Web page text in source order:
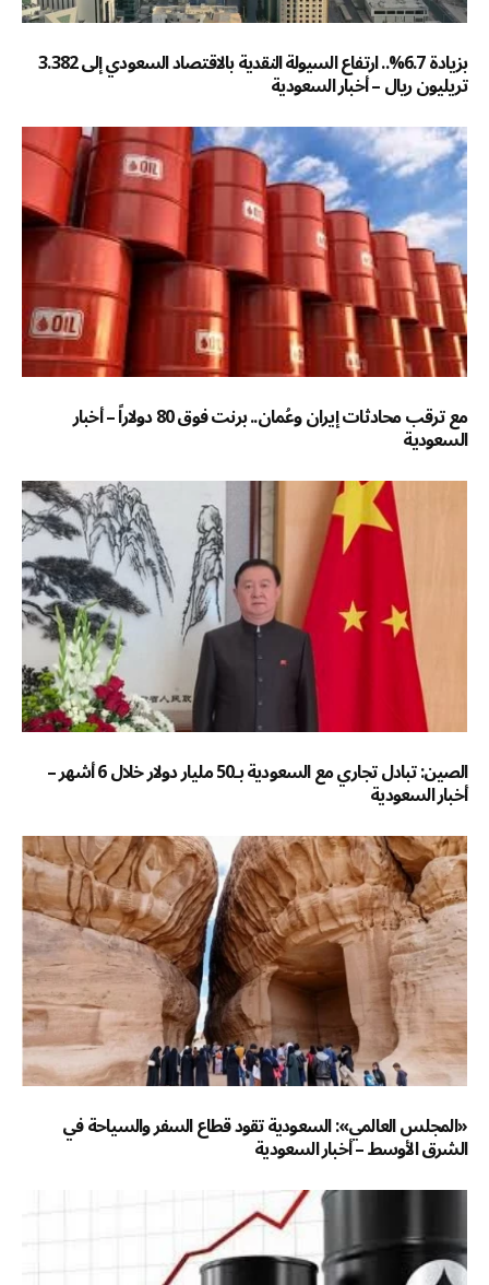
بزيادة 6.7%.. ارتفاع السيولة النقدية بالاقتصاد السعودي إلى 3.382
تريليون ريال – أخبار السعودية
مع ترقب محادثات إيران وعُمان.. برنت فوق 80 دولاراً – أخبار
السعودية
الصين: تبادل تجاري مع السعودية بـ50 مليار دولار خلال 6 أشهر –
أخبار السعودية
«المجلس العالمي»: السعودية تقود قطاع السفر والسياحة في
الشرق الأوسط – أخبار السعودية